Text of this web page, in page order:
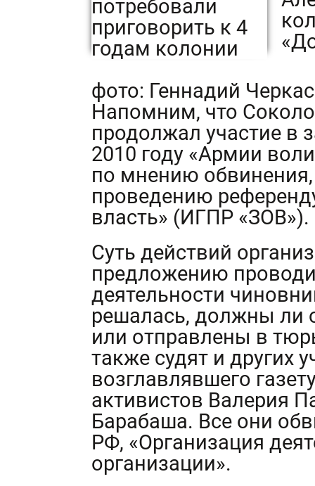
фото: Геннадий
Напомним, что
продолжал участие в
2010 году «Армии
по мнению
проведению
власть» (ИГПР «ЗОВ»).
Суть действий
предложению
деятельности
решалась, должны ли
или отправлены в
также судят и других
возглавлявшего
активистов Валерия
Барабаша. Все они
РФ, «Организация
организации».